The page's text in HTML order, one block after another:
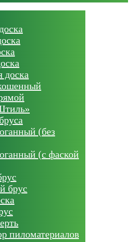
доска
(без
(с фаской
брус
пиломатериалов